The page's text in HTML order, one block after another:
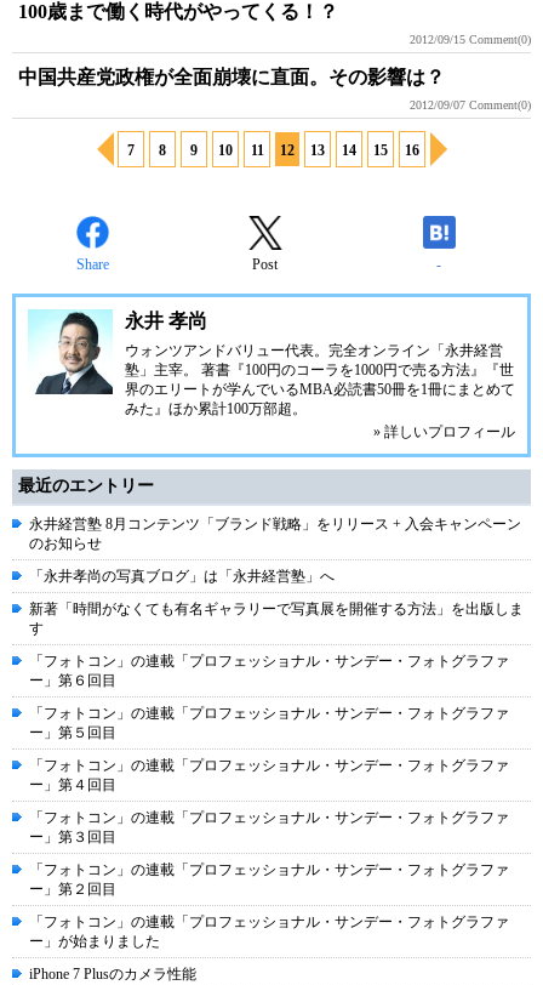
100歳まで働く時代がやってくる！？
2012/09/15 Comment(0)
中国共産党政権が全面崩壊に直面。その影響は？
2012/09/07 Comment(0)
7 8 9 10 11 12 13 14 15 16
Share Post -
永井 孝尚
ウォンツアンドバリュー代表。完全オンライン「永井経営
塾」主宰。 著書『100円のコーラを1000円で売る方法』『世
界のエリートが学んでいるMBA必読書50冊を1冊にまとめて
みた』ほか累計100万部超。
» 詳しいプロフィール
最近のエントリー
永井経営塾 8月コンテンツ「ブランド戦略」をリリース + 入会キャンペーン
のお知らせ
「永井孝尚の写真ブログ」は「永井経営塾」へ
新著「時間がなくても有名ギャラリーで写真展を開催する方法」を出版しま
す
「フォトコン」の連載「プロフェッショナル・サンデー・フォトグラファ
ー」第６回目
「フォトコン」の連載「プロフェッショナル・サンデー・フォトグラファ
ー」第５回目
「フォトコン」の連載「プロフェッショナル・サンデー・フォトグラファ
ー」第４回目
「フォトコン」の連載「プロフェッショナル・サンデー・フォトグラファ
ー」第３回目
「フォトコン」の連載「プロフェッショナル・サンデー・フォトグラファ
ー」第２回目
「フォトコン」の連載「プロフェッショナル・サンデー・フォトグラファ
ー」が始まりました
iPhone 7 Plusのカメラ性能